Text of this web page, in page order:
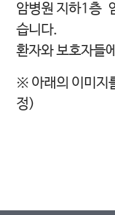
암병원 지하1층
습니다.
환자와 보호자들
※ 아래의 이미지
정)